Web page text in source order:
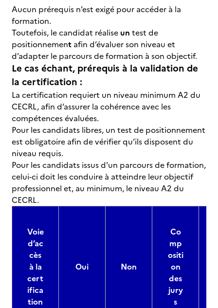
Aucun prérequis n’est exigé pour accéder à la
formation.
Toutefois, le candidat réalise un test de
positionnement afin d’évaluer son niveau et
d’adapter le parcours de formation à son objectif.
Le cas échant, prérequis à la validation de
la certification :
La certification requiert un niveau minimum A2 du
CECRL, afin d’assurer la cohérence avec les
compétences évaluées.
Pour les candidats libres, un test de positionnement
est obligatoire afin de vérifier qu’ils disposent du
niveau requis.
Pour les candidats issus d'un parcours de formation,
celui-ci doit les conduire à atteindre leur objectif
professionnel et, au minimum, le niveau A2 du
CECRL.
Voie
d’ac
cès
à la
cert
ifica
tion
Oui Non
Co
mp
ositi
on
des
jury
s